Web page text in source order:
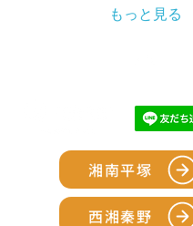
もっと見る
湘南平塚
西湘秦野